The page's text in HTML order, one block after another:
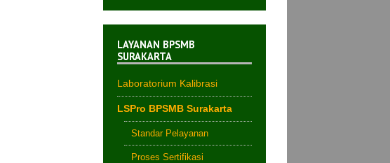
LAYANAN BPSMB
SURAKARTA
Laboratorium Kalibrasi
LSPro BPSMB Surakarta
Standar Pelayanan
Proses Sertifikasi